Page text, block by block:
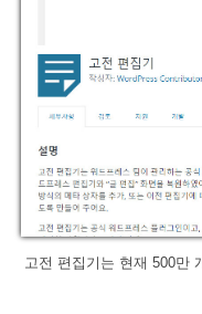
고전 편집기는 현재 500만